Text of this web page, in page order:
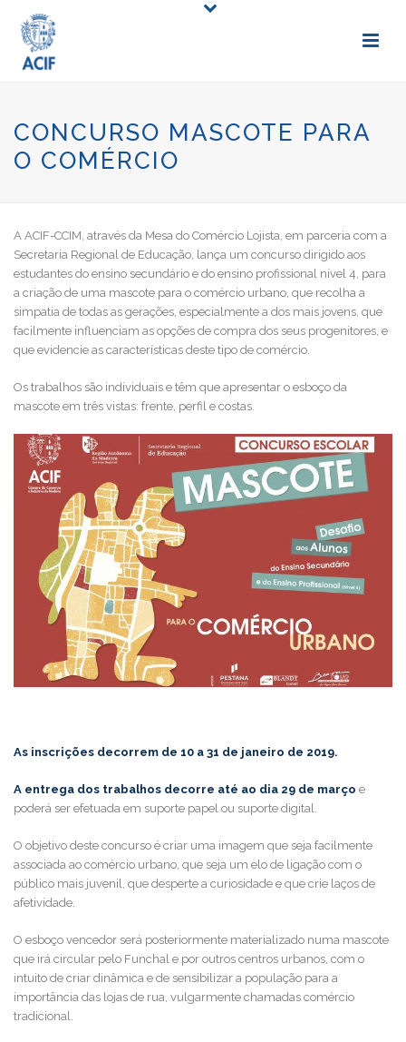
CONCURSO MASCOTE PARA
O COMÉRCIO
A ACIF-CCIM, através da Mesa do Comércio Lojista, em parceria com a
Secretaria Regional de Educação, lança um concurso dirigido aos
estudantes do ensino secundário e do ensino profissional nível 4, para
a criação de uma mascote para o comércio urbano, que recolha a
simpatia de todas as gerações, especialmente a dos mais jovens, que
facilmente influenciam as opções de compra dos seus progenitores, e
que evidencie as características deste tipo de comércio.
Os trabalhos são individuais e têm que apresentar o esboço da
mascote em três vistas: frente, perfil e costas.
As inscrições decorrem de 10 a 31 de janeiro de 2019.
A entrega dos trabalhos decorre até ao dia 29 de março e
poderá ser efetuada em suporte papel ou suporte digital.
O objetivo deste concurso é criar uma imagem que seja facilmente
associada ao comércio urbano, que seja um elo de ligação com o
público mais juvenil, que desperte a curiosidade e que crie laços de
afetividade.
O esboço vencedor será posteriormente materializado numa mascote
que irá circular pelo Funchal e por outros centros urbanos, com o
intuito de criar dinâmica e de sensibilizar a população para a
importância das lojas de rua, vulgarmente chamadas comércio
tradicional.